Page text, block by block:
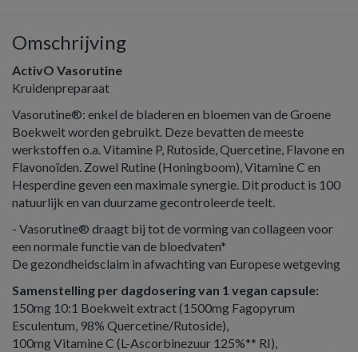
Omschrijving
ActivO Vasorutine
Kruidenpreparaat
Vasorutine®: enkel de bladeren en bloemen van de Groene
Boekweit worden gebruikt. Deze bevatten de meeste
werkstoffen o.a. Vitamine P, Rutoside, Quercetine, Flavone en
Flavonoïden. Zowel Rutine (Honingboom), Vitamine C en
Hesperdine geven een maximale synergie. Dit product is 100
natuurlijk en van duurzame gecontroleerde teelt.
- Vasorutine® draagt bij tot de vorming van collageen voor
een normale functie van de bloedvaten*
De gezondheidsclaim in afwachting van Europese wetgeving
Samenstelling per dagdosering van 1 vegan capsule:
150mg 10:1 Boekweit extract (1500mg Fagopyrum
Esculentum, 98% Quercetine/Rutoside),
100mg Vitamine C (L-Ascorbinezuur 125%** RI),